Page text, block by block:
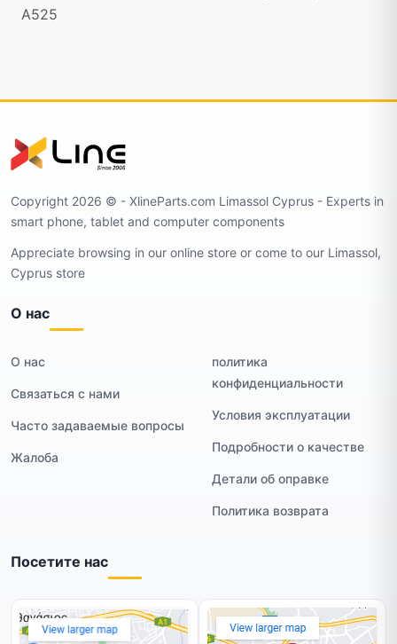
A525
Copyright 2026 ©️ - XlineParts.com Limassol Cyprus - Experts in
smart phone, tablet and computer components
Appreciate browsing in our online store or come to our Limassol,
Cyprus store
О нас
О нас
Связаться с нами
Часто задаваемые вопросы
Жалоба
политика
конфиденциальности
Условия эксплуатации
Подробности о качестве
Детали об оправке
Политика возврата
Посетите нас